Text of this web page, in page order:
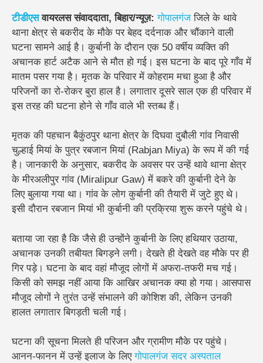
टीडीएसवायरलस संवाददाता, बिहार/न्यूज़: गोपालगंजजिले के थावे
थाना क्षेत्र से बकरीद के मौके पर बेहद दर्दनाक और चौंकाने वाली
घटना सामने आई है। कुर्बानी के दौरान एक 50 वर्षीय व्यक्ति की
अचानक हार्ट अटैक आने से मौत हो गई। इस घटना के बाद पूरे गाँव में
मातम पसर गया है। मृतक के परिवार में कोहराम मचा हुआ है और
परिजनों का रो-रोकर बुरा हाल है। लगातार दूसरे साल एक ही परिवार में
इस तरह की घटना होने से गाँव वाले भी स्तब्ध हैं।
मृतक की पहचान बैकुंठपुर थाना क्षेत्र के दिघवा दुबौली गांव निवासी
चुल्हाई मियां के पुत्र रबजान मियां (Rabjan Miya) के रूप में की गई
है। जानकारी के अनुसार, बकरीद के अवसर पर उन्हें थावे थाना क्षेत्र
के मीरअलीपुर गांव (Miralipur Gaw) में बकरे की कुर्बानी देने के
लिए बुलाया गया था। गांव के लोग कुर्बानी की तैयारी में जुटे हुए थे।
इसी दौरान रबजान मियां भी कुर्बानी की प्रक्रिया शुरू करने पहुंचे थे।
बताया जा रहा है कि जैसे ही उन्होंने कुर्बानी के लिए हथियार उठाया,
अचानक उनकी तबीयत बिगड़ने लगी। देखते ही देखते वह मौके पर ही
गिर पड़े। घटना के बाद वहां मौजूद लोगों में अफरा-तफरी मच गई।
किसी को समझ नहीं आया कि आखिर अचानक क्या हो गया। आसपास
मौजूद लोगों ने तुरंत उन्हें संभालने की कोशिश की, लेकिन उनकी
हालत लगातार बिगड़ती चली गई।
घटना की सूचना मिलते ही परिजन और ग्रामीण मौके पर पहुंचे।
आनन-फानन में उन्हें इलाज के लिएगोपालगंज सदर अस्पताल